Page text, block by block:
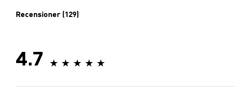
Recensioner (129)
4.7